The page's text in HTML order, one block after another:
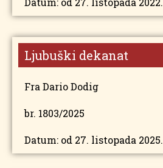
Ljubuški dekanat
Fra Dario Dodig
br. 1803/2025
Datum: od 27. listopada 2025.